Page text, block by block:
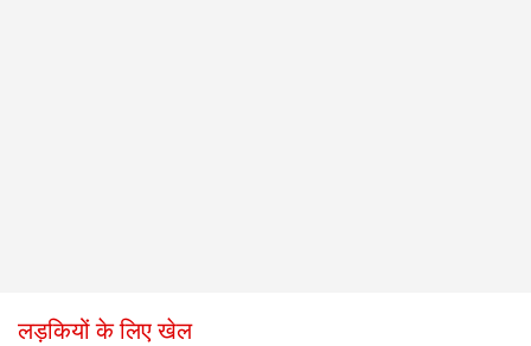
लड़कियों के लिए खेल